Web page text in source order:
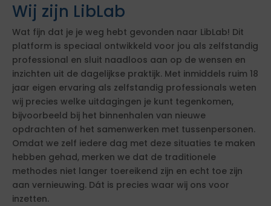
Wij zijn LibLab
Wat fijn dat je je weg hebt gevonden naar LibLab! Dit
platform is speciaal ontwikkeld voor jou als zelfstandig
professional en sluit naadloos aan op de wensen en
inzichten uit de dagelijkse praktijk. Met inmiddels ruim 18
jaar eigen ervaring als zelfstandig professionals weten
wij precies welke uitdagingen je kunt tegenkomen,
bijvoorbeeld bij het binnenhalen van nieuwe
opdrachten of het samenwerken met tussenpersonen.
Omdat we zelf iedere dag met deze situaties te maken
hebben gehad, merken we dat de traditionele
methodes niet langer toereikend zijn en echt toe zijn
aan vernieuwing. Dát is precies waar wij ons voor
inzetten.